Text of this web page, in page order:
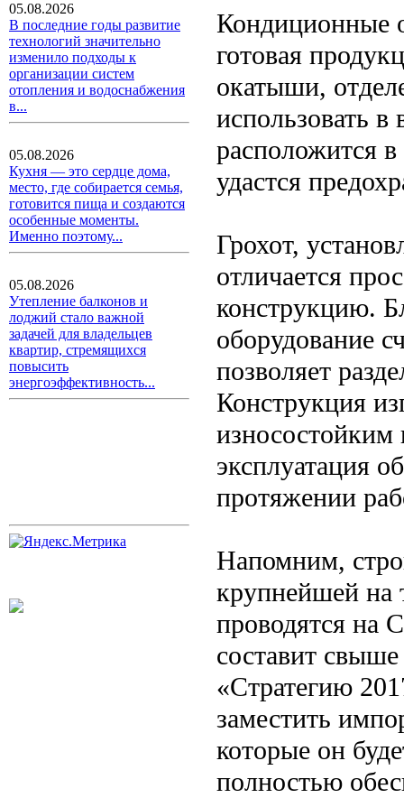
05.08.2026
В последние годы развитие
технологий значительно
изменило подходы к
организации систем
отопления и водоснабжения
в...
05.08.2026
Кухня — это сердце дома,
место, где собирается семья,
готовится пища и создаются
особенные моменты.
Именно поэтому...
05.08.2026
Утепление балконов и
лоджий стало важной
задачей для владельцев
квартир, стремящихся
повысить
энергоэффективность...
Кондиционные
готовая
окатыши,
использовать
расположится
удастся
Грохот,
отличается
конструкцию.
оборудование
позволяет
Конструкция
износостойким
эксплуатация
протяжении
Напомним,
крупнейшей на
проводятся на
составит
«Стратегию
заместить
которые он
полностью